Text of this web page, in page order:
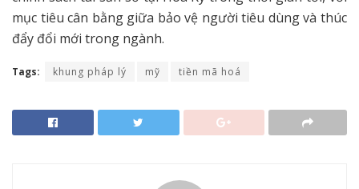
mục tiêu cân bằng giữa bảo vệ người tiêu dùng và thúc
đẩy đổi mới trong ngành.
Tags: khung pháp lý mỹ tiền mã hoá